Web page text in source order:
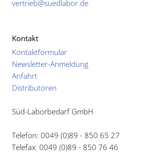
vertrieb@suedlabor.de
Kontakt
Kontaktformular
Newsletter-Anmeldung
Anfahrt
Distributoren
Süd-Laborbedarf GmbH
Telefon: 0049 (0)89 - 850 65 27
Telefax: 0049 (0)89 - 850 76 46